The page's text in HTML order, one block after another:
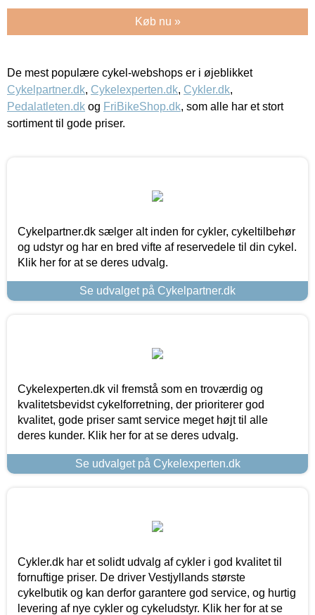
Køb nu »
De mest populære cykel-webshops er i øjeblikket
Cykelpartner.dk, Cykelexperten.dk, Cykler.dk,
Pedalatleten.dk og FriBikeShop.dk, som alle har et stort
sortiment til gode priser.
Cykelpartner.dk sælger alt inden for cykler, cykeltilbehør
og udstyr og har en bred vifte af reservedele til din cykel.
Klik her for at se deres udvalg.
Se udvalget på Cykelpartner.dk
Cykelexperten.dk vil fremstå som en troværdig og
kvalitetsbevidst cykelforretning, der prioriterer god
kvalitet, gode priser samt service meget højt til alle
deres kunder. Klik her for at se deres udvalg.
Se udvalget på Cykelexperten.dk
Cykler.dk har et solidt udvalg af cykler i god kvalitet til
fornuftige priser. De driver Vestjyllands største
cykelbutik og kan derfor garantere god service, og hurtig
levering af nye cykler og cykeludstyr. Klik her for at se